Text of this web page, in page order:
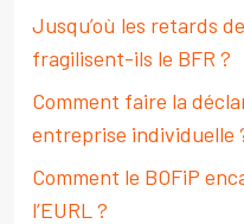
Jusqu’où les retards
fragilisent-ils le BFR ?
Comment faire la
entreprise individuelle
Comment le BOFiP
l’EURL ?